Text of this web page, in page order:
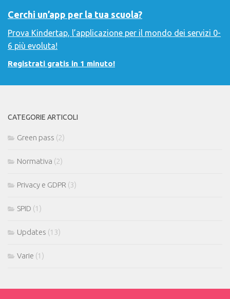
Cerchi un’app per la tua scuola?
Prova Kindertap, l’applicazione per il mondo dei servizi 0-
6 più evoluta!
Registrati gratis in 1 minuto!
CATEGORIE ARTICOLI
Green pass (2)
Normativa (2)
Privacy e GDPR (3)
SPID (1)
Updates (13)
Varie (1)